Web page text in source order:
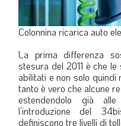
Colonnina ricarica auto
La prima differenza
stesura del 2011 è che
abilitati e non solo
tanto è vero che alcune
estendendolo già
l’introduzione del
definiscono tre livelli di